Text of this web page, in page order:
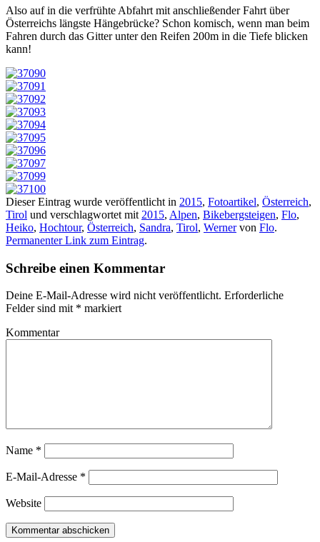
Also auf in die verfrühte Abfahrt mit anschließender Fahrt über
Österreichs längste Hängebrücke? Schon komisch, wenn man beim
Fahren durch das Gitter unter den Reifen 200m in die Tiefe blicken
kann!
Dieser Eintrag wurde veröffentlicht in 2015, Fotoartikel, Österreich,
Tirol und verschlagwortet mit 2015, Alpen, Bikebergsteigen, Flo,
Heiko, Hochtour, Österreich, Sandra, Tirol, Wernervon Flo.
Permanenter Link zum Eintrag.
Schreibe einen Kommentar
Deine E-Mail-Adresse wird nicht veröffentlicht. Erforderliche
Felder sind mit * markiert
Kommentar
Name *
E-Mail-Adresse *
Website